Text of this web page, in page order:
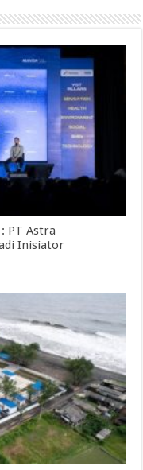
PT Astra
Inisiator